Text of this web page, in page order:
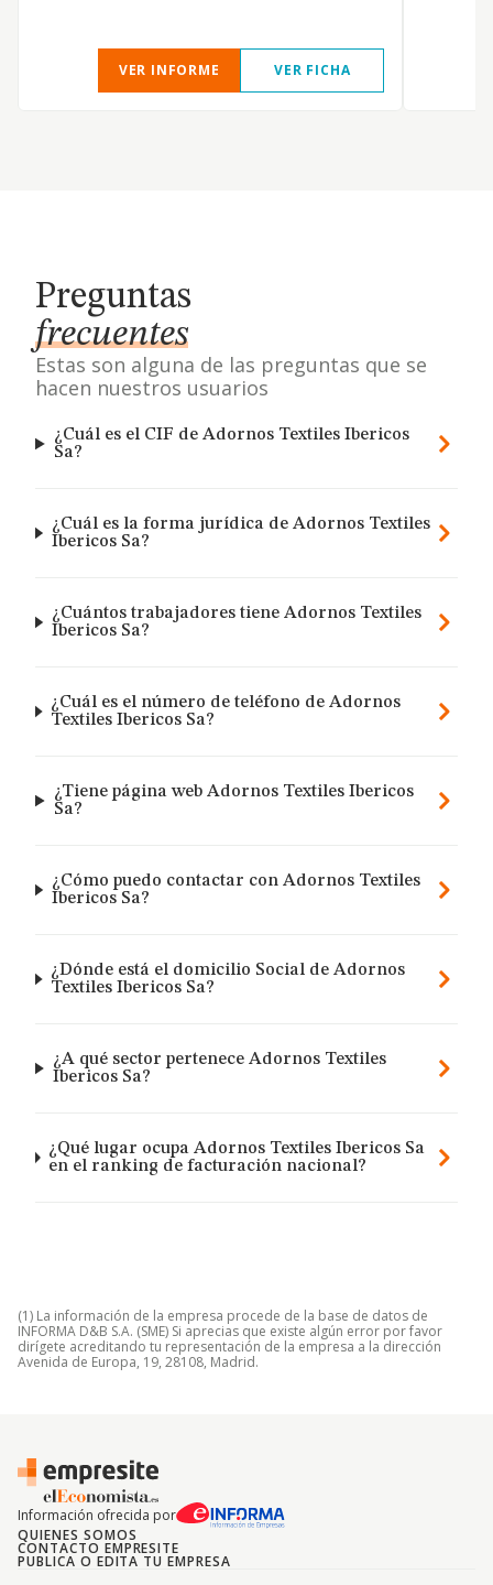
VER INFORME VER FICHA
Preguntas
frecuentes
Estas son alguna de las preguntas que se
hacen nuestros usuarios
¿Cuál es el CIF de Adornos Textiles Ibericos
Sa?
¿Cuál es la forma jurídica de Adornos Textiles
Ibericos Sa?
¿Cuántos trabajadores tiene Adornos Textiles
Ibericos Sa?
¿Cuál es el número de teléfono de Adornos
Textiles Ibericos Sa?
¿Tiene página web Adornos Textiles Ibericos
Sa?
¿Cómo puedo contactar con Adornos Textiles
Ibericos Sa?
¿Dónde está el domicilio Social de Adornos
Textiles Ibericos Sa?
¿A qué sector pertenece Adornos Textiles
Ibericos Sa?
¿Qué lugar ocupa Adornos Textiles Ibericos Sa
en el ranking de facturación nacional?
(1) La información de la empresa procede de la base de datos de
INFORMA D&B S.A. (SME) Si aprecias que existe algún error por favor
dirígete acreditando tu representación de la empresa a la dirección
Avenida de Europa, 19, 28108, Madrid.
Información ofrecida por
QUIENES SOMOS
CONTACTO EMPRESITE
PUBLICA O EDITA TU EMPRESA